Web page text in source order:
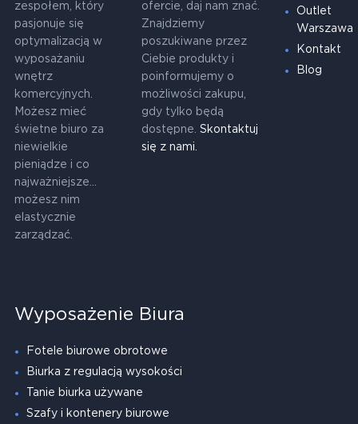
zespołem, który
pasjonuje się
optymalizacją w
wyposażaniu
wnętrz
komercyjnych.
Możesz mieć
świetne biuro za
niewielkie
pieniądze i co
najważniejsze...
możesz nim
elastycznie
zarządzać.
ofercie, daj nam znać.
Znajdziemy
poszukiwane przez
Ciebie produkty i
poinformujemy o
możliwości zakupu,
gdy tylko będą
dostępne. Skontaktuj
się z nami.
Outlet
Warszawa
Kontakt
Blog
Wyposażenie Biura
Fotele biurowe obrotowe
Biurka z regulacją wysokości
Tanie biurka używane
Szafy i kontenery biurowe